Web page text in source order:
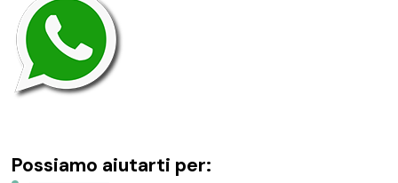
Possiamo aiutarti per: